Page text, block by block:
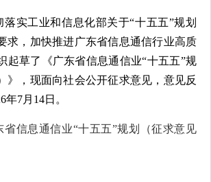
落实工业和信息化部关于“十五五”规划
求，加快推进广东省信息通信行业高质
起草了《广东省信息通信业“十五五”规
》，现面向社会公开征求意见，意见反
年7月 14日。
省信息通信业“十五五”规划（征求意见